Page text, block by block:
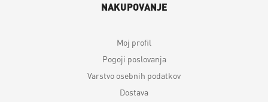
NAKUPOVANJE
Moj profil
Pogoji poslovanja
Varstvo osebnih podatkov
Dostava